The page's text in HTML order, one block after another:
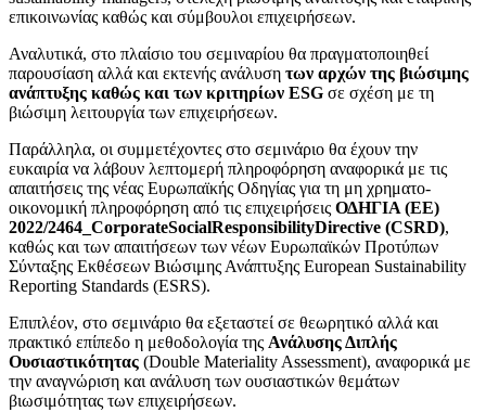
επικοινωνίας καθώς και σύμβουλοι επιχειρήσεων.
Αναλυτικά, στο πλαίσιο του σεμιναρίου θα πραγματοποιηθεί
παρουσίαση αλλά και εκτενής ανάλυση των αρχών της βιώσιμης
ανάπτυξης καθώς και των κριτηρίων ESG σε σχέση με τη
βιώσιμη λειτουργία των επιχειρήσεων.
Παράλληλα, οι συμμετέχοντες στο σεμινάριο θα έχουν την
ευκαιρία να λάβουν λεπτομερή πληροφόρηση αναφορικά με τις
απαιτήσεις της νέας Ευρωπαϊκής Οδηγίας για τη μη χρηματο-
οικονομική πληροφόρηση από τις επιχειρήσεις ΟΔΗΓΙΑ (ΕΕ)
2022/2464_CorporateSocialResponsibilityDirective (CSRD),
καθώς και των απαιτήσεων των νέων Ευρωπαϊκών Προτύπων
Σύνταξης Εκθέσεων Βιώσιμης Ανάπτυξης European Sustainability
Reporting Standards (ESRS).
Επιπλέον, στο σεμινάριο θα εξεταστεί σε θεωρητικό αλλά και
πρακτικό επίπεδο η μεθοδολογία της Ανάλυσης Διπλής
Ουσιαστικότητας (Double Materiality Assessment), αναφορικά με
την αναγνώριση και ανάλυση των ουσιαστικών θεμάτων
βιωσιμότητας των επιχειρήσεων.